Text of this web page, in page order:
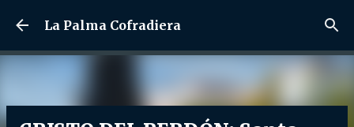
Ir al contenido principal
La Palma Cofradiera